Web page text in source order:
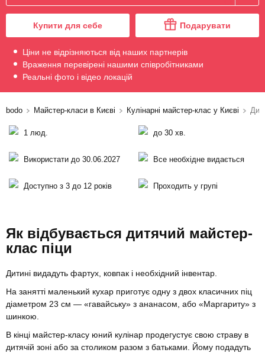
Купити для себе Подарувати
Ціни не відрізняються від наших партнерів
Враження перевірені нашими співробітниками
Реальні фото і відео локацій
bodo Майстер-класи в Києві Кулінарні майстер-клас у Києві
1 люд. до 30 хв.
Використати до 30.06.2027 Все необхідне видається
Доступно з 3 до 12 років Проходить у групі
Як відбувається дитячий майстер-
клас піци
Дитині видадуть фартух, ковпак і необхідний інвентар.
На занятті маленький кухар приготує одну з двох класичних піц
діаметром 23 см — «гавайську» з ананасом, або «Маргариту» з
шинкою.
В кінці майстер-класу юний кулінар продегустує свою страву в
дитячій зоні або за столиком разом з батьками. Йому подадуть